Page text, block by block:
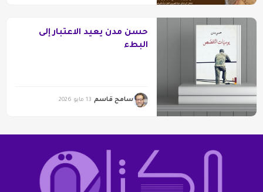
حسن مدن يعيد الاعتبار إلى
البطء
سامح قاسم 13 مايو 2026